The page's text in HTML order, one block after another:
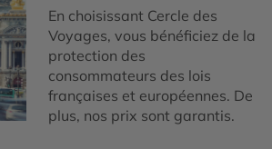
En choisissant Cercle des
Voyages, vous bénéficiez de la
protection des
consommateurs des lois
françaises et européennes. De
plus, nos prix sont garantis.